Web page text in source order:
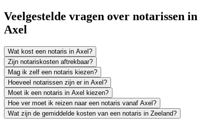
Veelgestelde vragen over notarissen in
Axel
Wat kost een notaris in Axel?
Zijn notariskosten aftrekbaar?
Mag ik zelf een notaris kiezen?
Hoeveel notarissen zijn er in Axel?
Moet ik een notaris in Axel kiezen?
Hoe ver moet ik reizen naar een notaris vanaf Axel?
Wat zijn de gemiddelde kosten van een notaris in Zeeland?